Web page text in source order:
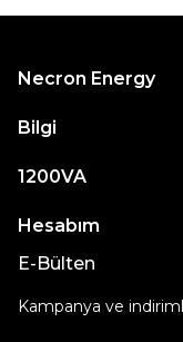
Necron Energy
Bilgi
1200VA
Hesabım
E-Bülten
Kampanya ve